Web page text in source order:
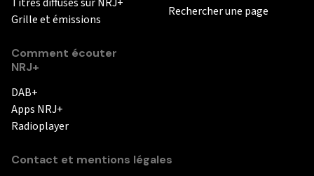
Grille et émissions
Comment écouter
NRJ+
DAB+
Apps NRJ+
Radioplayer
Rechercher une page
Contact et mentions légales